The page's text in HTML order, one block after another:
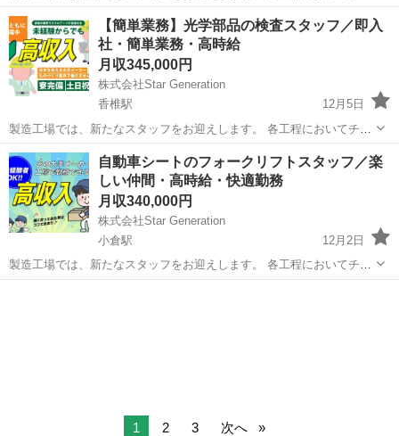
ムと連携し、高品質な製品を効率的に生み出す役割を担っていただき
ます。 経験がなくても、充実したサポートと研修が整っており、安心
して働ける環境です。 ...
福岡 久留米市 西鉄久留米駅 半導体
【簡単業務】光学部品の検査スタッフ／即入
社・簡単業務・高時給
月収345,000円
株式会社Star Generation
香椎駅
12月5日
製造工場では、新たなスタッフをお迎えします。 各工程においてチー
ムと連携し、高品質な製品を効率的に生み出す役割を担っていただき
ます。 経験がなくても、充実したサポートと研修が整っており、安心
して働ける環境です。 ...
福岡 福岡市 香椎駅 半導体 業務
自動車シートのフォークリフトスタッフ／楽
しい仲間・高時給・快適勤務
月収340,000円
株式会社Star Generation
小倉駅
12月2日
製造工場では、新たなスタッフをお迎えします。 各工程においてチー
ムと連携し、高品質な製品を効率的に生み出す役割を担っていただき
1 2 3 次へ